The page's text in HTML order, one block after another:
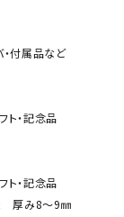
・付属品など
・記念品
・記念品
厚み8～9㎜